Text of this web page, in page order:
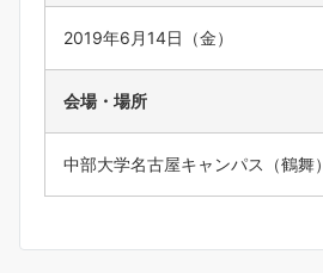
2019年6月14日（金）
会場・場所
中部大学名古屋キャンパス（鶴舞）